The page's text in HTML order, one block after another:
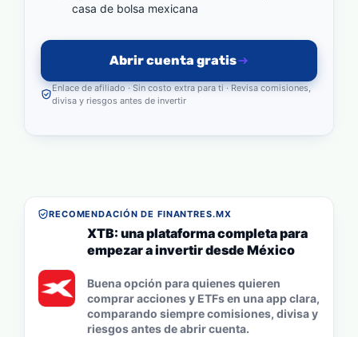
casa de bolsa mexicana
Abrir cuenta gratis
Enlace de afiliado · Sin costo extra para ti · Revisa comisiones,
divisa y riesgos antes de invertir
RECOMENDACIÓN DE FINANTRES.MX
XTB: una plataforma completa para
empezar a invertir desde México
Buena opción para quienes quieren
comprar acciones y ETFs en una app clara,
comparando siempre comisiones, divisa y
riesgos antes de abrir cuenta.